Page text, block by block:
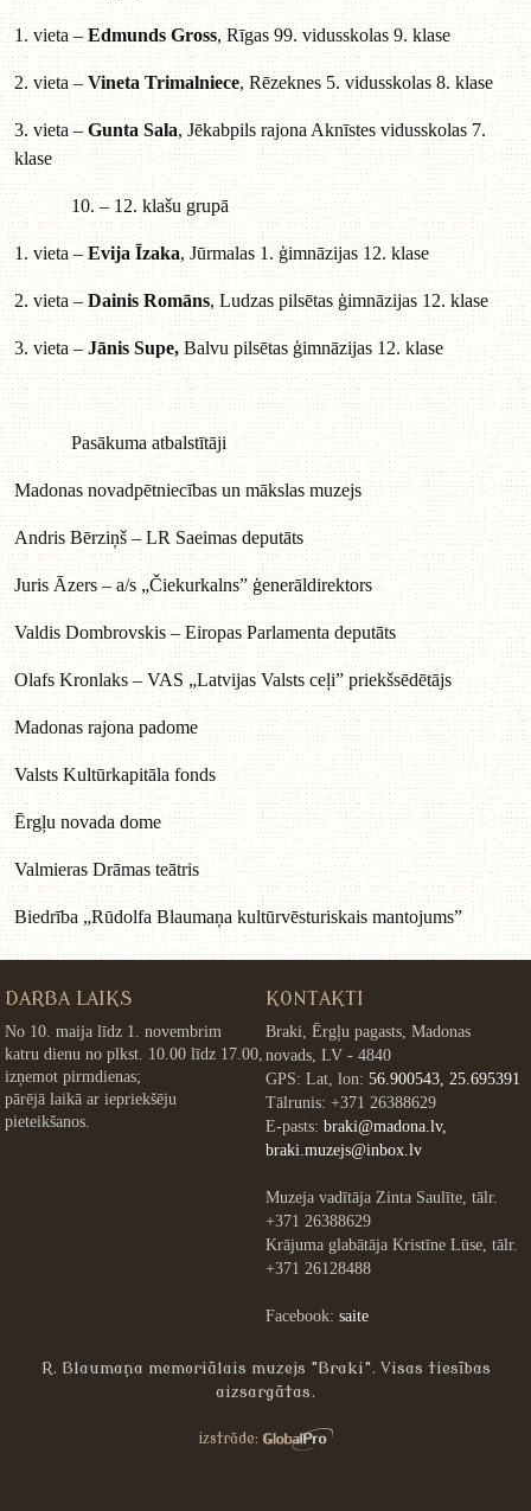
1. vieta –Edmunds Gross, Rīgas 99. vidusskolas 9. klase
2. vieta –Vineta Trimalniece, Rēzeknes 5. vidusskolas 8. klase
3. vieta –Gunta Sala, Jēkabpils rajona Aknīstes vidusskolas 7.
klase
10. – 12. klašu grupā
1. vieta –Evija Īzaka, Jūrmalas 1. ģimnāzijas 12. klase
2. vieta –Dainis Romāns, Ludzas pilsētas ģimnāzijas 12. klase
3. vieta –Jānis Supe, Balvu pilsētas ģimnāzijas 12. klase
Pasākuma atbalstītāji
Madonas novadpētniecības un mākslas muzejs
Andris Bērziņš – LR Saeimas deputāts
Juris Āzers – a/s „Čiekurkalns” ģenerāldirektors
Valdis Dombrovskis – Eiropas Parlamenta deputāts
Olafs Kronlaks – VAS „Latvijas Valsts ceļi” priekšsēdētājs
Madonas rajona padome
Valsts Kultūrkapitāla fonds
Ērgļu novada dome
Valmieras Drāmas teātris
Biedrība „Rūdolfa Blaumaņa kultūrvēsturiskais mantojums”
DARBA LAIKS
No 10. maija līdz 1. novembrim
katru dienu no plkst. 10.00 līdz 17.00,
izņemot pirmdienas;
pārējā laikā ar iepriekšēju
pieteikšanos.
KONTAKTI
Braki, Ērgļu pagasts, Madonas
novads, LV - 4840
GPS: Lat, lon: 56.900543, 25.695391
Tālrunis: +371 26388629
E-pasts: braki@madona.lv,
braki.muzejs@inbox.lv
Muzeja vadītāja Zinta Saulīte, tālr.
+371 26388629
Krājuma glabātāja Kristīne Lūse, tālr.
+371 26128488
Facebook: saite
R. Blaumaņa memoriālais muzejs "Braki". Visas tiesības
aizsargātas.
izstrāde: